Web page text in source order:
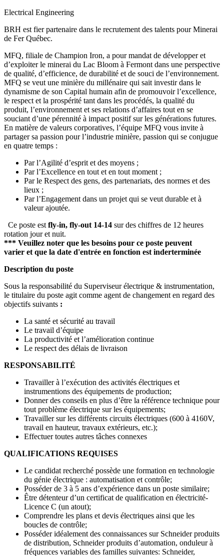
Electrical Engineering
BRH est fier partenaire dans le recrutement des talents pour Minerai
de Fer Québec.
MFQ, filiale de Champion Iron, a pour mandat de développer et
d’exploiter le minerai du Lac Bloom à Fermont dans une perspective
de qualité, d’efficience, de durabilité et de souci de l’environnement.
MFQ se veut une minière du millénaire qui sait investir dans le
dynamisme de son Capital humain afin de promouvoir l’excellence,
le respect et la prospérité tant dans les procédés, la qualité du
produit, l’environnement et ses relations d’affaires tout en se
souciant d’une pérennité à impact positif sur les générations futures.
En matière de valeurs corporatives, l’équipe MFQ vous invite à
partager sa passion pour l’industrie minière, passion qui se conjugue
en quatre temps :
Par l’Agilité d’esprit et des moyens ;
Par l’Excellence en tout et en tout moment ;
Par le Respect des gens, des partenariats, des normes et des
lieux ;
Par l’Engagement dans un projet qui se veut durable et à
valeur ajoutée.
Ce poste est fly-in, fly-out 14-14 sur des chiffres de 12 heures
rotation jour et nuit.
*** Veuillez noter que les besoins pour ce poste peuvent
varier et que la date d'entrée en fonction est inderterminée
Description du poste
Sous la responsabilité du Superviseur électrique & instrumentation,
le titulaire du poste agit comme agent de changement en regard des
objectifs suivants :
La santé et sécurité au travail
Le travail d’équipe
La productivité et l’amélioration continue
Le respect des délais de livraison
RESPONSABILITÉ
Travailler à l’exécution des activités électriques et
instrumentions des équipements de production;
Donner des conseils en plus d’être la référence technique pour
tout problème électrique sur les équipements;
Travailler sur les différents circuits électriques (600 à 4160V,
travail en hauteur, travaux extérieurs, etc.);
Effectuer toutes autres tâches connexes
QUALIFICATIONS REQUISES
Le candidat recherché possède une formation en technologie
du génie électrique : automatisation et contrôle;
Posséder de 3 à 5 ans d’expérience dans un poste similaire;
Être détenteur d’un certificat de qualification en électricité-
Licence C (un atout);
Comprendre les plans et devis électriques ainsi que les
boucles de contrôle;
Posséder idéalement des connaissances sur Schneider produits
de distribution, Schneider produits d’automation, onduleur à
fréquences variables des familles suivantes: Schneider,